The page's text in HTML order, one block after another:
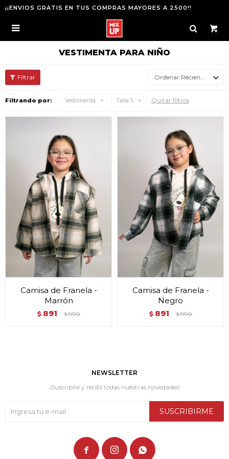
¡¡ENVIOS GRATIS EN TUS COMPRAS MAYORES A 2500!!

VESTIMENTA PARA NIÑO
Recientes
Filtrando por: Vestimenta Talle 5 Quitar filtros
Camisa de Franela -
Marrón
$ 891 $ 990
Camisa de Franela -
Negro
$ 891 $ 990
NEWSLETTER
¡Suscribite y recibí todas nuestras novedades!
SUSCRIBIRME
  